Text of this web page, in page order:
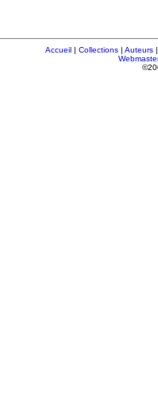
Accueil | Collections | Auteurs